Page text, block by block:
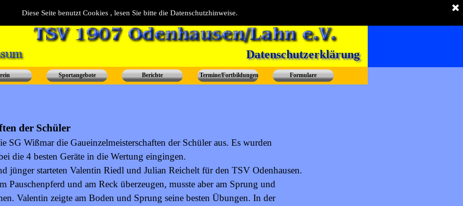
Diese Seite benutzt Cookies , lesen Sie bitte die Datenschutzhinweise.
Datenschutzerklärung
Sportangebote Berichte Termine/Fortbildungen Formulare
der Schüler
SG Wißmar die Gaueinzelmeisterschaften der Schüler aus. Es wurden
die 4 besten Geräte in die Wertung eingingen.
jünger starteten Valentin Riedl und Julian Reichelt für den TSV Odenhausen.
Pauschenpferd und am Reck überzeugen, musste aber am Sprung und
Valentin zeigte am Boden und Sprung seine besten Übungen. In der